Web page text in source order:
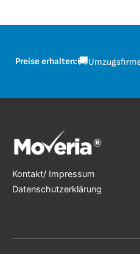
Preise erhalten:🚚
Kontakt/ Impressum
Datenschutzerklärung